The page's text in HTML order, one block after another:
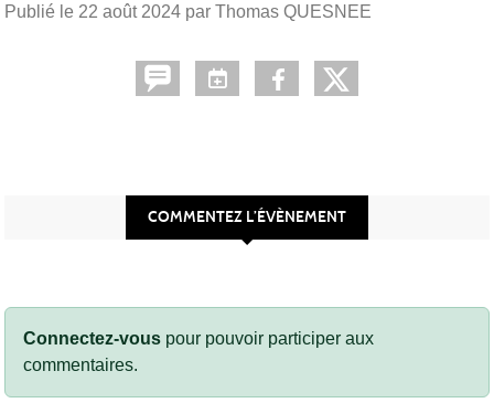
Publié le 22 août 2024 par Thomas QUESNEE
COMMENTEZ L’ÉVÈNEMENT
Connectez-vous pour pouvoir participer aux
commentaires.